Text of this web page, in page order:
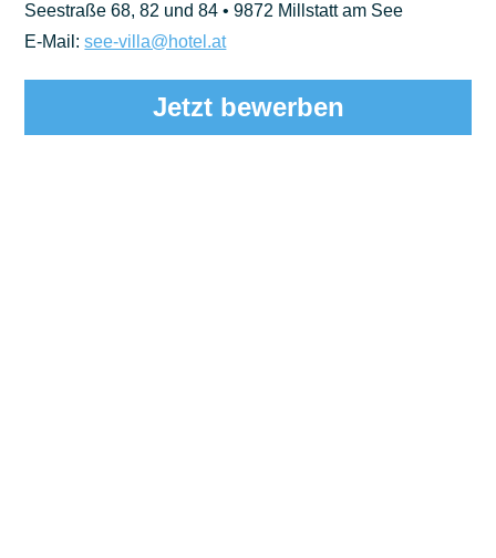
Seestraße 68, 82 und 84 • 9872 Millstatt am See
E-Mail:see-villa@hotel.at
Jetzt bewerben